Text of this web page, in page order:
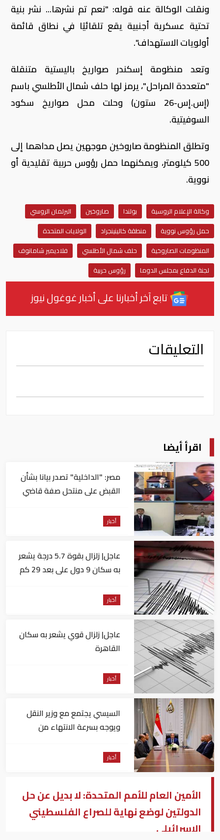
ونقلت الوكالة عنه قوله: "نعم تم نشرها... نشر بنية
تحتية عسكرية أجنبية يقع تلقائيًا في نطاق قائمة
أولويات الاستهداف".
وتعد منظومة إسكندر صواريخ باليستية متنقلة
"متعددة المراحل"، يرمز لها حلف شمال الأطلسي باسم
(إس.إس-26 ستون) وحلت محل صواريخ سكود
السوفيتية.
وتطلق المنظومة صاروخين موجهين يصل مداهما إلى
500 كيلومتر، ويمكنهما حمل رؤوس حربية تقليدية أو
نووية.
وكالة الإعلام الروسية بولندا صاروخين
البرلمان الروسي
حمل رؤوس نووية
منطقة كالينينجراد
الولايات المتحدة
المنظومات الصاروخية
حلف شمال الأطلسي
فلاديمير شامانوف
لجنة الدفاع بمجلس الدوما
رؤوس حربية
تابع آخر أخبارنا على أخبار غوغول نيوز
التعليقات
اقرأ أيضا
مصر: "الداخلية" تصدر بيانا بشأن
القبض على منتحل صفة قاضي
أخبار
عاجل| زلزال بقوة 5.7 درجة يشعر
به سكان 9 دول على بعد 29 كم
أخبار
عاجل| زلزال قوي يشعر به سكان
القاهرة
أخبار
السيسي يجتمع مع وزير النقل
ويوجه بسرعة الانتهاء من
أخبار
الأمين العام للأمم المتحدة: لا بديل عن حل
الدولتين لوضع نهاية للصراع الفلسطيني
الإسرائيلي